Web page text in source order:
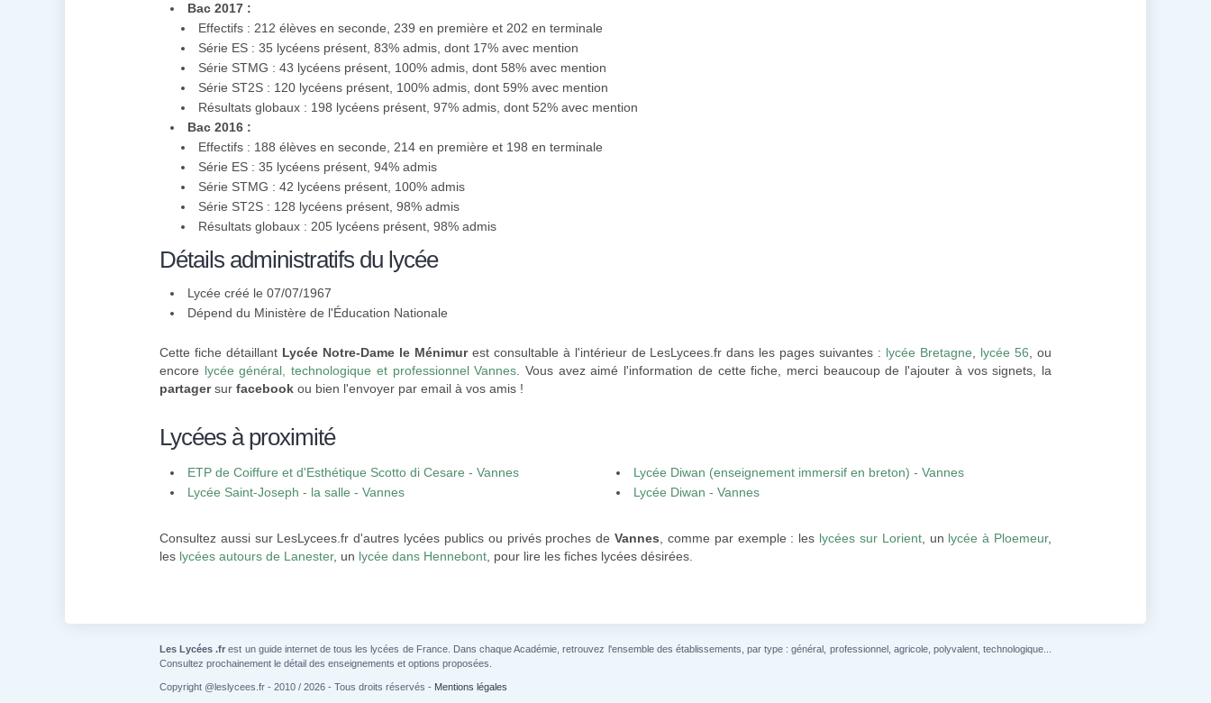
Bac 2017 :
Effectifs : 212 élèves en seconde, 239 en première et 202 en terminale
Série ES : 35 lycéens présent, 83% admis, dont 17% avec mention
Série STMG : 43 lycéens présent, 100% admis, dont 58% avec mention
Série ST2S : 120 lycéens présent, 100% admis, dont 59% avec mention
Résultats globaux : 198 lycéens présent, 97% admis, dont 52% avec mention
Bac 2016 :
Effectifs : 188 élèves en seconde, 214 en première et 198 en terminale
Série ES : 35 lycéens présent, 94% admis
Série STMG : 42 lycéens présent, 100% admis
Série ST2S : 128 lycéens présent, 98% admis
Résultats globaux : 205 lycéens présent, 98% admis
Détails administratifs du lycée
Lycée créé le 07/07/1967
Dépend du Ministère de l'Éducation Nationale
Cette fiche détaillant Lycée Notre-Dame le Ménimurest consultable à l'intérieur de LesLycees.fr dans les pages suivantes : lycée Bretagne lycée 56 , ou
encore lycée général, technologique et professionnel Vannes . Vous avez aimé l'information de cette fiche, merci beaucoup de l'ajouter à vos signets, la
partagersur facebook ou bien l'envoyer par email à vos amis !
Lycées à proximité
ETP de Coiffure et d'Esthétique Scotto di Cesare - Vannes
Lycée Diwan (enseignement immersif en breton) - Vannes
Lycée Saint-Joseph - la salle - Vannes
Lycée Diwan - Vannes
Consultez aussi sur LesLycees.fr d'autres lycées publics ou privés proches deVannes , comme par exemple : les lycées sur Lorient, un lycée à Ploemeur,
les lycées autours de Lanester, un lycée dans Hennebont , pour lire les fiches lycées désirées.
Les Lycées .fr est un guide internet de tous les lycées de France. Dans chaque Académie, retrouvez l'ensemble des établissements, par type : général, professionnel, agricole, polyvalent, technologique...
Consultez prochainement le détail des enseignements et options proposées.
Copyright @leslycees.fr - 2010 / 2026 - Tous droits réservés - Mentions légales